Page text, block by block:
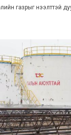
газрыг нээлттэй